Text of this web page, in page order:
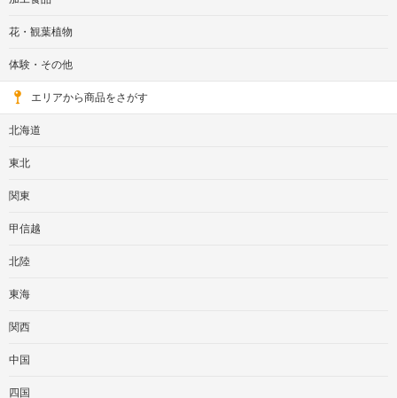
花・観葉植物
体験・その他
エリアから商品をさがす
北海道
東北
関東
甲信越
北陸
東海
関西
中国
四国